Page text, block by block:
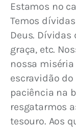
Estamos no
Temos
Deus. Dívidas
graça, etc.
nossa
escravidão
paciência na
resgatarmos
tesouro. Aos